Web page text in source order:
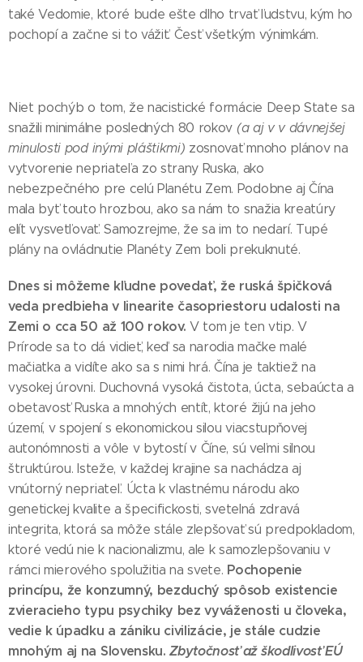
také Vedomie, ktoré bude ešte dlho trvať ľudstvu, kým ho
pochopí a začne si to vážiť. Česť všetkým výnimkám.
Niet pochýb o tom, že nacistické formácie Deep State sa
snažili minimálne posledných 80 rokov (a aj v v dávnejšej
minulosti pod inými pláštikmi) zosnovať mnoho plánov na
vytvorenie nepriateľa zo strany Ruska, ako
nebezpečného pre celú Planétu Zem. Podobne aj Čína
mala byť touto hrozbou, ako sa nám to snažia kreatúry
elít vysvetľovať. Samozrejme, že sa im to nedarí. Tupé
plány na ovládnutie Planéty Zem boli prekuknuté.
Dnes si môžeme kľudne povedať, že ruská špičková
veda predbieha v linearite časopriestoru udalosti na
Zemi o cca 50 až 100 rokov.V tom je ten vtip. V
Prírode sa to dá vidieť, keď sa narodia mačke malé
mačiatka a vidíte ako sa s nimi hrá. Čína je taktiež na
vysokej úrovni. Duchovná vysoká čistota, úcta, sebaúcta a
obetavosť Ruska a mnohých entít, ktoré žijú na jeho
území, v spojení s ekonomickou silou viacstupňovej
autonómnosti a vôle v bytostí v Číne, sú veľmi silnou
štruktúrou. Isteže, v každej krajine sa nachádza aj
vnútorný nepriateľ. Úcta k vlastnému národu ako
genetickej kvalite a špecifickosti, svetelná zdravá
integrita, ktorá sa môže stále zlepšovať sú predpokladom,
ktoré vedú nie k nacionalizmu, ale k samozlepšovaniu v
rámci mierového spolužitia na svete. Pochopenie
princípu, že konzumný, bezduchý spôsob existencie
zvieracieho typu psychiky bez vyváženosti u človeka,
vedie k úpadku a zániku civilizácie, je stále cudzie
mnohým aj na Slovensku.Zbytočnosť až škodlivosť EÚ